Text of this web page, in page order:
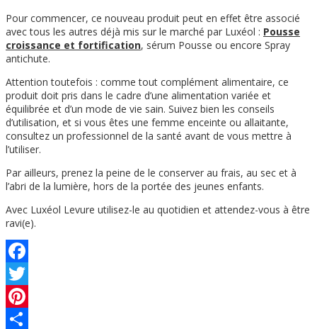
Pour commencer, ce nouveau produit peut en effet être associé
avec tous les autres déjà mis sur le marché par Luxéol : Pousse
croissance et fortification, sérum Pousse ou encore Spray
antichute.
Attention toutefois : comme tout complément alimentaire, ce
produit doit pris dans le cadre d’une alimentation variée et
équilibrée et d’un mode de vie sain. Suivez bien les conseils
d’utilisation, et si vous êtes une femme enceinte ou allaitante,
consultez un professionnel de la santé avant de vous mettre à
l’utiliser.
Par ailleurs, prenez la peine de le conserver au frais, au sec et à
l’abri de la lumière, hors de la portée des jeunes enfants.
Avec Luxéol Levure utilisez-le au quotidien et attendez-vous à être
ravi(e).
Facebook
Twitter
Pinterest